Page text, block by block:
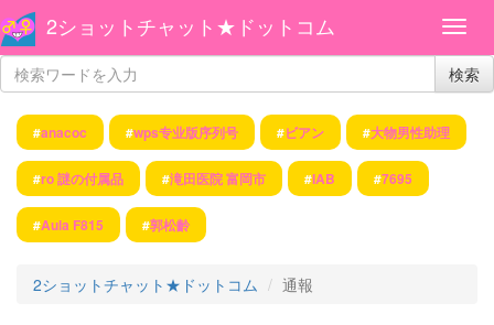
2ショットチャット★ドットコム
検索
#anacoc #wps专业版序列号 #ビアン #大物男性助理
#ro 謎の付属品 #滝田医院 富岡市 #IAB #7695
#Aula F815 #郭松齡
2ショットチャット★ドットコム 通報